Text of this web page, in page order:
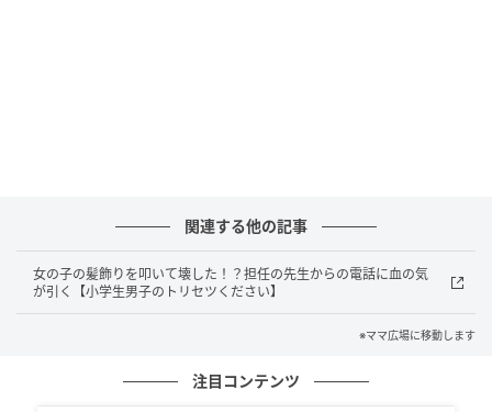
トウマは、カナエちゃんを泣かせてしまったことをき
ちんと反省している様子でした。「泣かせるつもりじ
ゃなかった、ハエがいたからやっつけようと思っ
て・・・」そう言って、落ち込んだようにうつむきま
す。私はそんなトウマに、「それはわかったよ、でも
関連する他の記事
女の子の髪飾りを叩いて壊した！？担任の先生からの電話に血の気
が引く【小学生男子のトリセツください】
※ママ広場に移動します
注目コンテンツ